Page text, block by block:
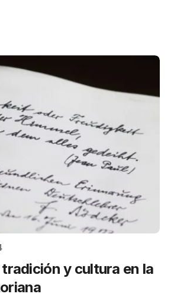
y cultura en la